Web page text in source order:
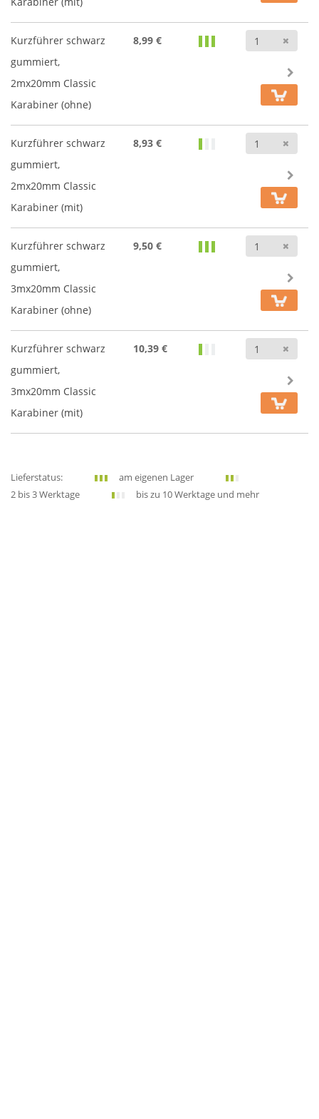
Kurzführer schwarz
gummiert,
2mx20mm Classic
Karabiner (ohne)
8,99 €
Kurzführer schwarz
gummiert,
2mx20mm Classic
Karabiner (mit)
8,93 €
Kurzführer schwarz
gummiert,
3mx20mm Classic
Karabiner (ohne)
9,50 €
Kurzführer schwarz
gummiert,
3mx20mm Classic
Karabiner (mit)
10,39 €
Lieferstatus:
am eigenen Lager
2 bis 3 Werktage
bis zu 10 Werktage und mehr